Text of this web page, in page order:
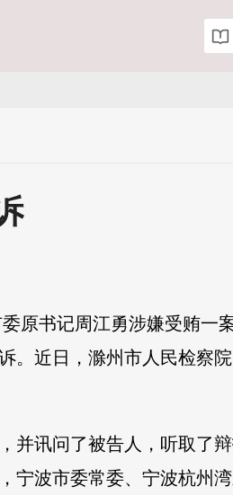
原书记周江勇涉嫌受贿一
。近日，滁州市人民检察
并讯问了被告人，听取了
宁波市委常委、宁波杭州